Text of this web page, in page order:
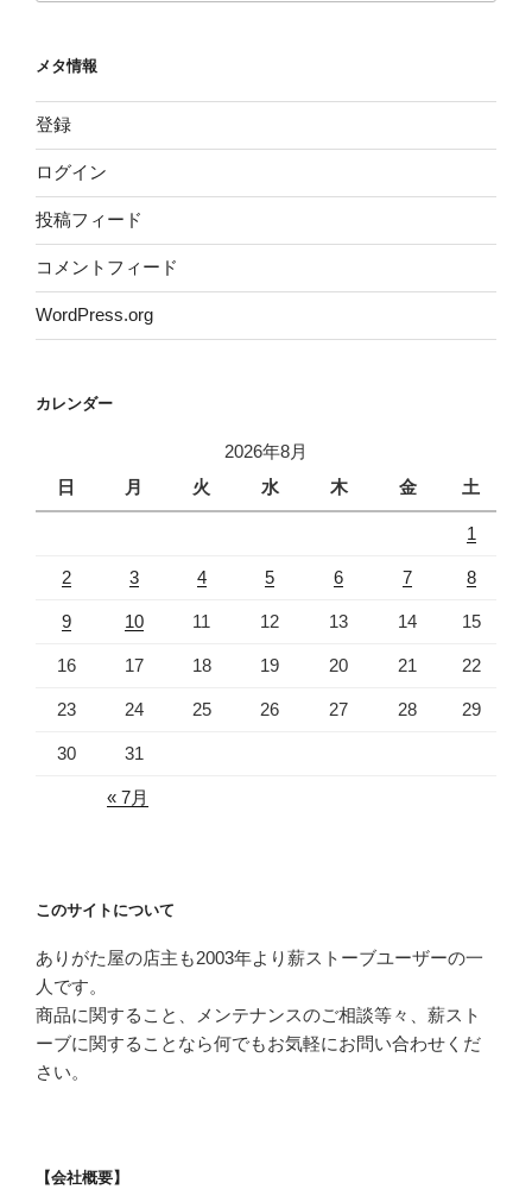
メタ情報
登録
ログイン
投稿フィード
コメントフィード
WordPress.org
カレンダー
2026年8月
日
月 火 水 木 金 土
1
2 3 4 5 6 7 8
9 10 11 12 13 14 15
16 17 18 19 20 21 22
23 24 25 26 27 28 29
30 31
« 7月
このサイトについて
ありがた屋の店主も2003年より薪ストーブユーザーの一
人です。
商品に関すること、メンテナンスのご相談等々、薪スト
ーブに関することなら何でもお気軽にお問い合わせくだ
さい。
【会社概要】